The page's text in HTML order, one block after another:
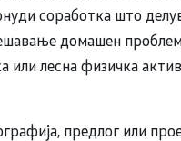
соработка што
домашен
или лесна физичка
предлог или